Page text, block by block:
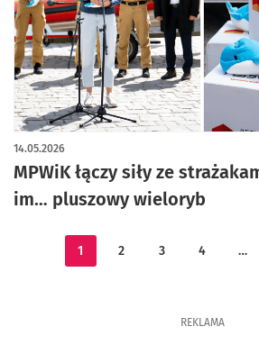
MPWiK łączy siły ze
im… pluszowy wieloryb
14.05.2026
artykuł z galerią zdjęć
1 2 3 4 …
REKLAMA